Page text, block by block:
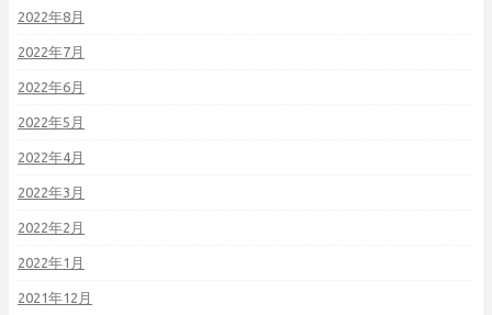
2022年8月
2022年7月
2022年6月
2022年5月
2022年4月
2022年3月
2022年2月
2022年1月
2021年12月